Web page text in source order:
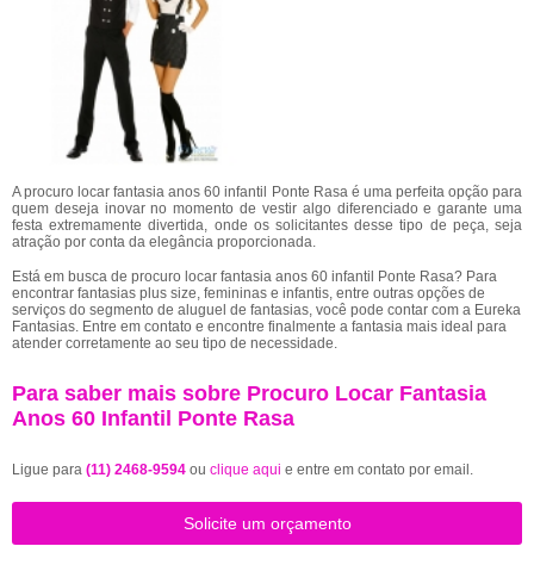
A procuro locar fantasia anos 60 infantil Ponte Rasa é uma perfeita opção para
quem deseja inovar no momento de vestir algo diferenciado e garante uma
festa extremamente divertida, onde os solicitantes desse tipo de peça, seja
atração por conta da elegância proporcionada.
Está em busca de procuro locar fantasia anos 60 infantil Ponte Rasa? Para
encontrar fantasias plus size, femininas e infantis, entre outras opções de
serviços do segmento de aluguel de fantasias, você pode contar com a Eureka
Fantasias. Entre em contato e encontre finalmente a fantasia mais ideal para
atender corretamente ao seu tipo de necessidade.
Para saber mais sobre Procuro Locar Fantasia
Anos 60 Infantil Ponte Rasa
Ligue para (11) 2468-9594 ou clique aqui e entre em contato por email.
Solicite um orçamento